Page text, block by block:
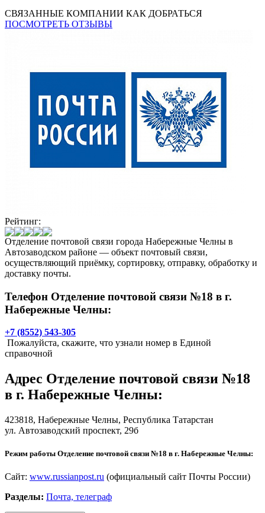
СВЯЗАННЫЕ КОМПАНИИ КАК ДОБРАТЬСЯ
ПОСМОТРЕТЬ ОТЗЫВЫ
Рейтинг:
Отделение почтовой связи города Набережные Челны в
Автозаводском районе — объект почтовый связи,
осуществляющий приёмку, сортировку, отправку, обработку и
доставку почты.
Телефон Отделение почтовой связи №18 в г.
Набережные Челны:
+7 (8552) 543-305
Пожалуйста, скажите, что узнали номер в Единой
справочной
Адрес Отделение почтовой связи №18
в г. Набережные Челны:
423818, Набережные Челны, Республика Татарстан
ул. Автозаводский проспект, 29б
Режим работы Отделение почтовой связи №18 в г. Набережные Челны:
Сайт: www.russianpost.ru (официальный сайт Почты России)
Разделы: Почта, телеграф